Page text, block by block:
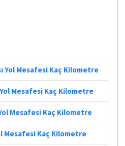
Yol Mesafesi Kaç Kilometre
Mesafesi Kaç Kilometre
Mesafesi Kaç Kilometre
Mesafesi Kaç Kilometre